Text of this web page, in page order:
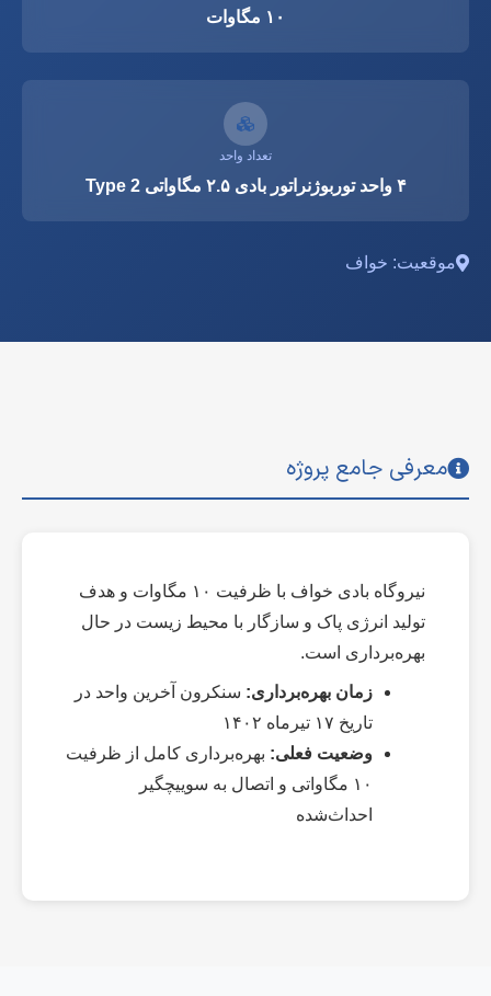
۱۰ مگاوات
تعداد واحد
۴ واحد توربوژنراتور بادی ۲.۵ مگاواتی Type 2
موقعیت: خواف
معرفی جامع پروژه
نیروگاه بادی خواف با ظرفیت ۱۰ مگاوات و هدف
تولید انرژی پاک و سازگار با محیط زیست در حال
بهره‌برداری است.
زمان بهره‌برداری: سنکرون آخرین واحد در
تاریخ ۱۷ تیرماه ۱۴۰۲
وضعیت فعلی: بهره‌برداری کامل از ظرفیت
۱۰ مگاواتی و اتصال به سوییچگیر
احداث‌شده